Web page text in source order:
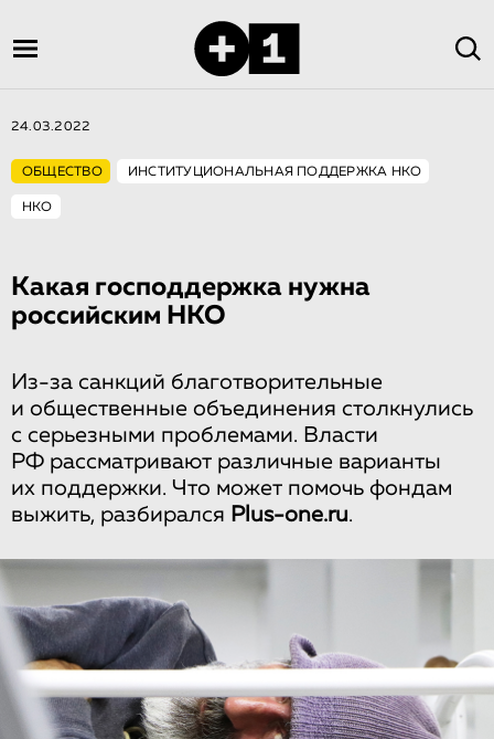
24.03.2022
ОБЩЕСТВО ИНСТИТУЦИОНАЛЬНАЯ ПОДДЕРЖКА НКО
НКО
Какая господдержка нужна
российским НКО
Из-за санкций благотворительные
и общественные объединения столкнулись
с серьезными проблемами. Власти
РФ рассматривают различные варианты
их поддержки. Что может помочь фондам
выжить, разбирался Plus-one.ru.